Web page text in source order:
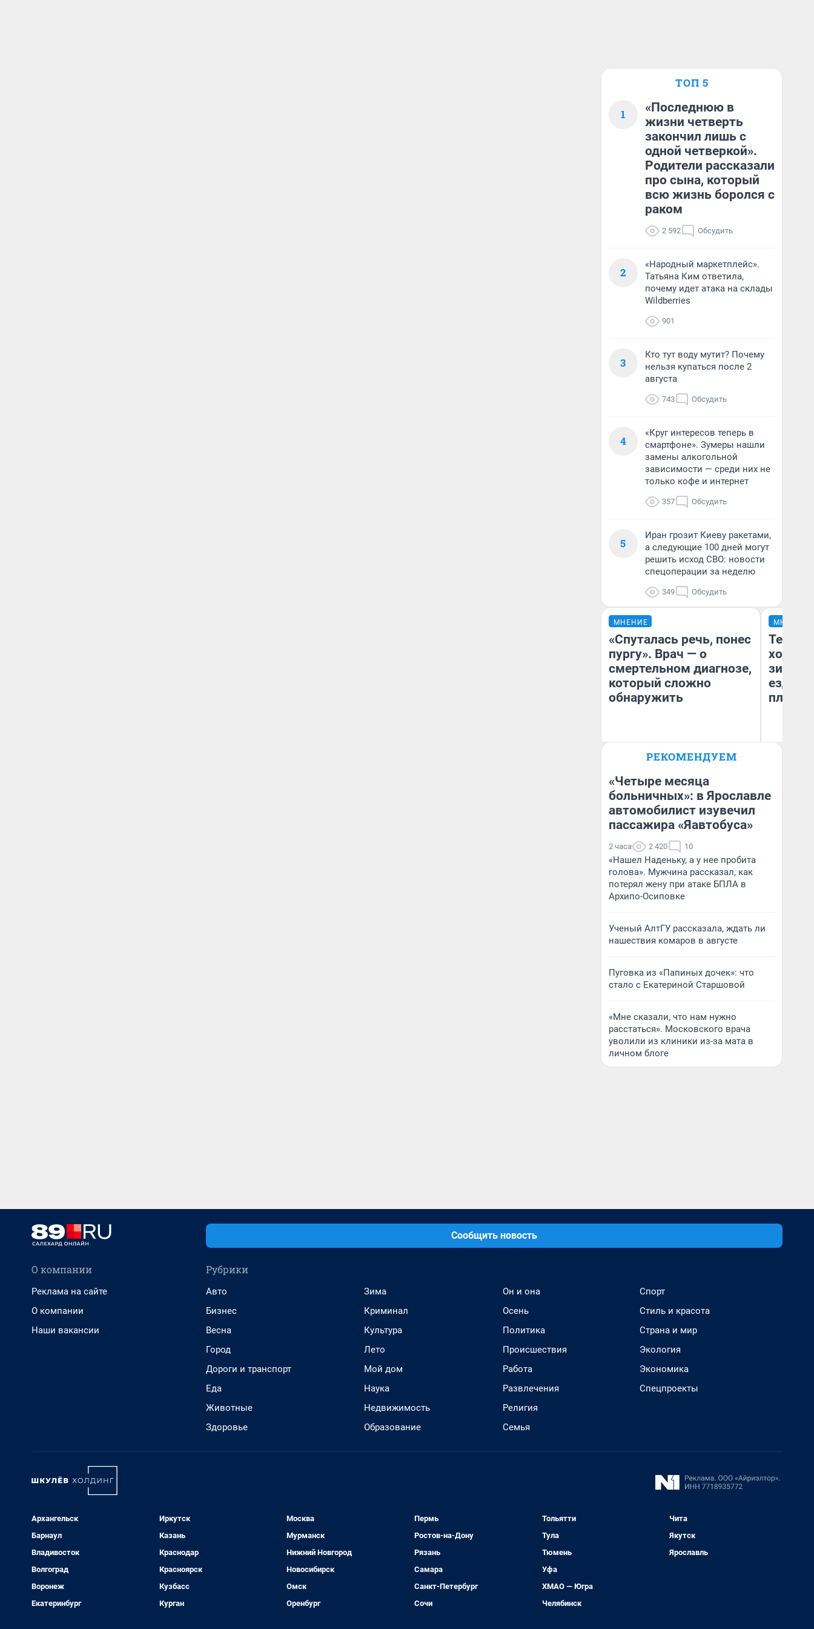
ТОП 5
1
«Последнюю в
жизни четверть
закончил лишь с
одной четверкой».
Родители рассказали
про сына, который
всю жизнь боролся с
раком
2 592 Обсудить
2
«Народный маркетплейс».
Татьяна Ким ответила,
почему идет атака на склады
Wildberries
901
3
Кто тут воду мутит? Почему
нельзя купаться после 2
августа
743 Обсудить
4
«Круг интересов теперь в
смартфоне». Зумеры нашли
замены алкогольной
зависимости — среди них не
только кофе и интернет
357 Обсудить
5
Иран грозит Киеву ракетами,
а следующие 100 дней могут
решить исход СВО: новости
спецоперации за неделю
349 Обсудить
МНЕНИЕ
«Спуталась речь, понес
пургу». Врач — о
смертельном диагнозе,
который сложно
обнаружить
Главврач клиники
Волковой»
МНЕНИЕ
Тепло
зимой.
ездит
плюсы
РЕКОМЕНДУЕМ
«Четыре месяца
больничных»: в Ярославле
автомобилист изувечил
пассажира «Яавтобуса»
2 часа 2 420 10
«Нашел Наденьку, а у нее пробита
голова». Мужчина рассказал, как
потерял жену при атаке БПЛА в
Архипо-Осиповке
Ученый АлтГУ рассказала, ждать ли
нашествия комаров в августе
Пуговка из «Папиных дочек»: что
стало с Екатериной Старшовой
«Мне сказали, что нам нужно
расстаться». Московского врача
уволили из клиники из-за мата в
личном блоге
Сообщить новость
О компании
Реклама на сайте
О компании
Наши вакансии
Рубрики
Авто
Бизнес
Весна
Город
Дороги и транспорт
Еда
Животные
Здоровье
Зима
Криминал
Культура
Лето
Мой дом
Наука
Недвижимость
Образование
Он и она
Осень
Политика
Происшествия
Работа
Развлечения
Религия
Семья
Спорт
Стиль и красота
Страна и мир
Экология
Экономика
Спецпроекты
Архангельск
Барнаул
Владивосток
Волгоград
Воронеж
Екатеринбург
Иркутск
Казань
Краснодар
Красноярск
Кузбасс
Курган
Москва
Мурманск
Нижний Новгород
Новосибирск
Омск
Оренбург
Пермь
Ростов-на-Дону
Рязань
Самара
Санкт-Петербург
Сочи
Тольятти
Тула
Тюмень
Уфа
ХМАО — Югра
Челябинск
Чита
Якутск
Ярославль